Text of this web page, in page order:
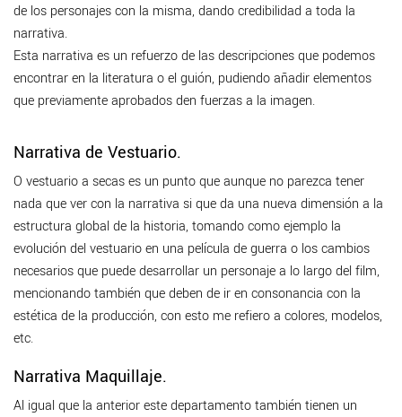
de los personajes con la misma, dando credibilidad a toda la
narrativa.
Esta narrativa es un refuerzo de las descripciones que podemos
encontrar en la literatura o el guión, pudiendo añadir elementos
que previamente aprobados den fuerzas a la imagen.
Narrativa de Vestuario.
O vestuario a secas es un punto que aunque no parezca tener
nada que ver con la narrativa si que da una nueva dimensión a la
estructura global de la historia, tomando como ejemplo la
evolución del vestuario en una película de guerra o los cambios
necesarios que puede desarrollar un personaje a lo largo del film,
mencionando también que deben de ir en consonancia con la
estética de la producción, con esto me refiero a colores, modelos,
etc.
Narrativa Maquillaje.
Al igual que la anterior este departamento también tienen un